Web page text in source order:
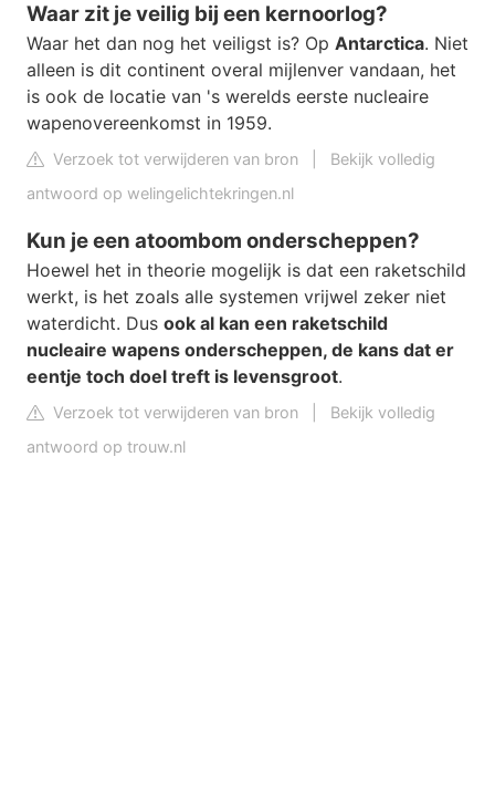
Waar zit je veilig bij een kernoorlog?
Waar het dan nog het veiligst is? Op Antarctica. Niet
alleen is dit continent overal mijlenver vandaan, het
is ook de locatie van 's werelds eerste nucleaire
wapenovereenkomst in 1959.
Verzoek tot verwijderen van bron
Bekijk volledig
antwoord op welingelichtekringen.nl
Kun je een atoombom onderscheppen?
Hoewel het in theorie mogelijk is dat een raketschild
werkt, is het zoals alle systemen vrijwel zeker niet
waterdicht. Dus ook al kan een raketschild
nucleaire wapens onderscheppen, de kans dat er
eentje toch doel treft is levensgroot.
Verzoek tot verwijderen van bron
Bekijk volledig
antwoord op trouw.nl